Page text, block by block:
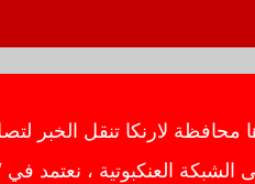
لارنكا تنقل الخبر
العنكبوتية ، نعتمد